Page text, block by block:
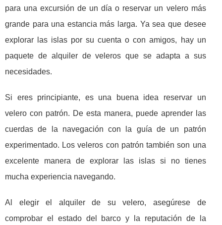
para una excursión de un día o reservar un velero más
grande para una estancia más larga. Ya sea que desee
explorar las islas por su cuenta o con amigos, hay un
paquete de alquiler de veleros que se adapta a sus
necesidades.
Si eres principiante, es una buena idea reservar un
velero con patrón. De esta manera, puede aprender las
cuerdas de la navegación con la guía de un patrón
experimentado. Los veleros con patrón también son una
excelente manera de explorar las islas si no tienes
mucha experiencia navegando.
Al elegir el alquiler de su velero, asegúrese de
comprobar el estado del barco y la reputación de la